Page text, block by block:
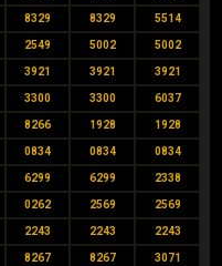
8329 8329 5514
2549 5002 5002
3921 3921 3921
3300 3300 6037
8266 1928 1928
0834 0834 0834
6299 6299 2338
0262 2569 2569
2243 2243 2243
8267 8267 3071